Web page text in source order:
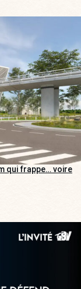
qui frappe… voire